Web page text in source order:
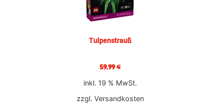
Tulpenstrauß
59,99€
inkl. 19 % MwSt.
zzgl. Versandkosten